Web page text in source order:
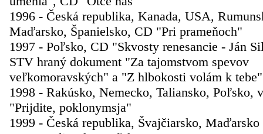
1996 - Česká republika, Kanada, USA,
Maďarsko, Španielsko, CD "Pri prameňoch"
1997 - Poľsko, CD "Skvosty renesancie - Ján
STV hraný dokument "Za tajomstvom spevov
veľkomoravských" a "Z hlbokosti volám k tebe"
1998 - Rakúsko, Nemecko, Taliansko, Poľsko,
"Prijdite, poklonymsja"
1999 - Česká republika, Švajčiarsko, Maďarsko